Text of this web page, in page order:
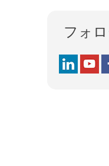
フォ
Follow us